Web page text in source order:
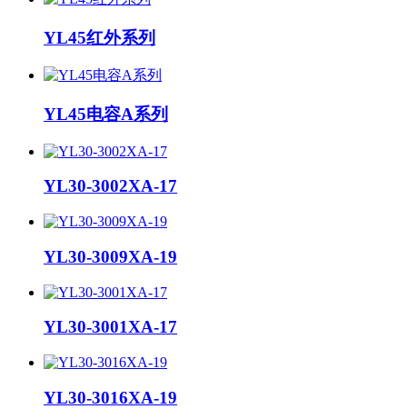
YL45红外系列
YL45电容A系列
YL30-3002XA-17
YL30-3009XA-19
YL30-3001XA-17
YL30-3016XA-19